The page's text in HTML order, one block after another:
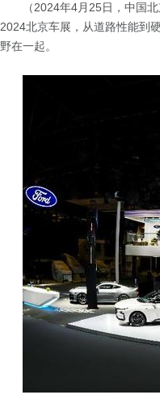
（2024年4月25日，中国
2024北京车展，从道路性能到
野在一起。